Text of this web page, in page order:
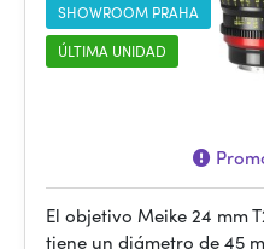
SHOWROOM PRAHA
ÚLTIMA UNIDAD
El objetivo Meike 24 mm
tiene un diámetro de 45